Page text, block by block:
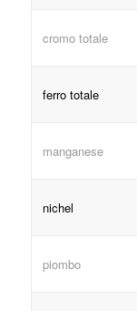
cromo totale
ferro totale
manganese
nichel
piombo